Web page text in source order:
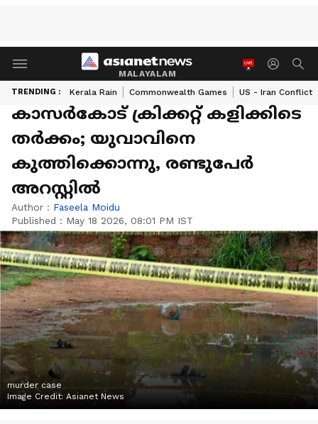
MALAYALAM
TRENDING : Kerala Rain Commonwealth Games US - Iran Conflict
കാസർകോട് ക്രിക്കറ്റ് കളിക്കിടെ
തർക്കം; യുവാവിനെ
കുത്തിക്കൊന്നു, രണ്ടുപേർ
അറസ്റ്റിൽ
Author : Faseela Moidu
Published : May 18 2026, 08:01 PM IST
murder case
Image Credit: Asianet News